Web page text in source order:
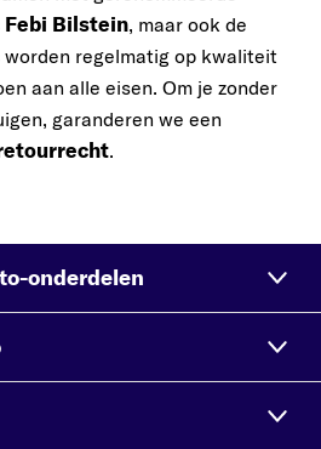
Febi Bilstein, maar ook de
worden regelmatig op kwaliteit
aan alle eisen. Om je zonder
garanderen we een
.
onderdelen